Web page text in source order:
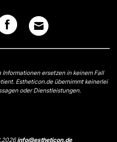
ersetzen in keinem Fall
Estheticon.de übernimmt keinerlei
oder Dienstleistungen.
info@estheticon.de